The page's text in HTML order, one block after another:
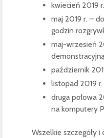
kwiecień 2019
maj 2019 r. –
godzin
maj-wrzesień
październik
listopad 2019
druga połowa
na komputery
Wszelkie szczegóły